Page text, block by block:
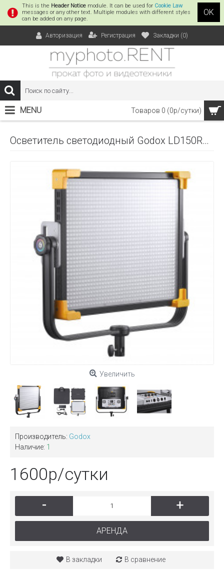
This is the Header Notice module. It can be used for Cookie Law
messages or any other text. Multiple modules with different styles
can be added on any page.
OK
Авторизация Регистрация Закладки (0)
Товаров 0 (0р/сутки)
MENU
Осветитель светодиодный Godox LD150RS RGB
Увеличить
Производитель: Godox
Наличие: 1
1600р/сутки
- +
АРЕНДА
В закладки В сравнение